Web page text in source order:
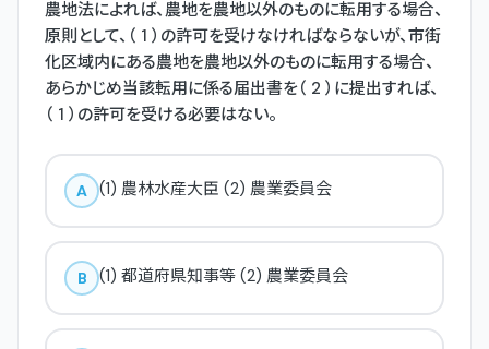
農地法によれば、農地を農地以外のものに転用する場合、
原則として、（ 1 ）の許可を受けなければならないが、市街
化区域内にある農地を農地以外のものに転用する場合、
あらかじめ当該転用に係る届出書を（ 2 ）に提出すれば、
（ 1 ）の許可を受ける必要はない。
A (1) 農林水産大臣 (2) 農業委員会
B (1) 都道府県知事等 (2) 農業委員会